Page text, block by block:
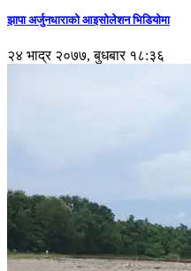
झापा अर्जुनधाराको आइसोलेशन भिडियोमा
२४ भाद्र २०७७, बुधबार १८:३६